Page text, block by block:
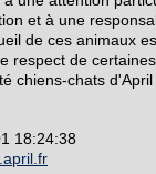
et à une
de ces animaux
respect de
chiens-chats d'April
18:24:38